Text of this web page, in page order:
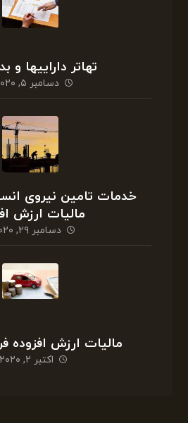
تهاتر داراییها و
دسامبر ۵, ۲۰۲۰
خدمات تامین نیروی
مالیات ارزش
دسامبر ۲۹, ۲۰۲۰
مالیات ارزش افزوده
اکتبر ۲, ۲۰۲۰